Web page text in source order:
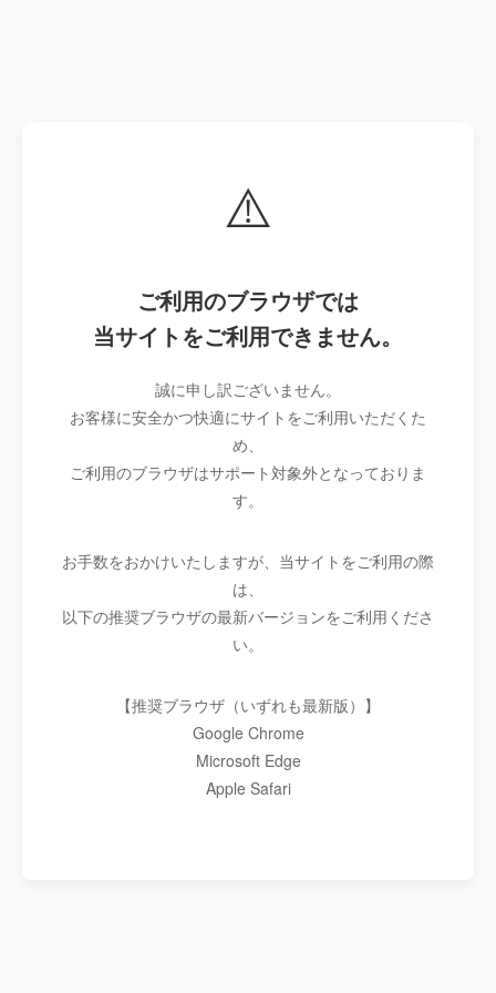
⚠️
ご利用のブラウザでは
当サイトをご利用できません。
誠に申し訳ございません。
お客様に安全かつ快適にサイトをご利用いただくた
め、
ご利用のブラウザはサポート対象外となっておりま
す。
お手数をおかけいたしますが、当サイトをご利用の際
は、
以下の推奨ブラウザの最新バージョンをご利用くださ
い。
【推奨ブラウザ（いずれも最新版）】
Google Chrome
Microsoft Edge
Apple Safari